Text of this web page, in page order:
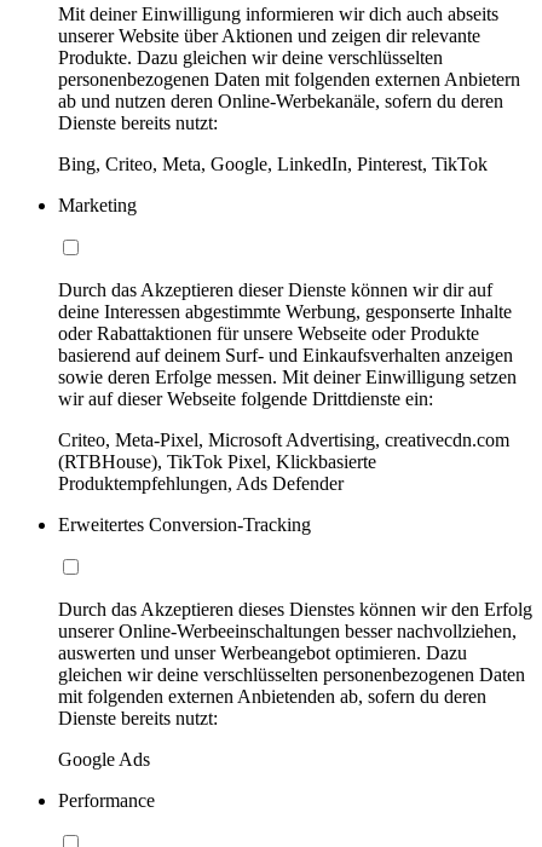
Mit deiner Einwilligung informieren wir dich auch abseits
unserer Website über Aktionen und zeigen dir relevante
Produkte. Dazu gleichen wir deine verschlüsselten
personenbezogenen Daten mit folgenden externen Anbietern
ab und nutzen deren Online-Werbekanäle, sofern du deren
Dienste bereits nutzt:
Bing, Criteo, Meta, Google, LinkedIn, Pinterest, TikTok
Marketing
Durch das Akzeptieren dieser Dienste können wir dir auf
deine Interessen abgestimmte Werbung, gesponserte Inhalte
oder Rabattaktionen für unsere Webseite oder Produkte
basierend auf deinem Surf- und Einkaufsverhalten anzeigen
sowie deren Erfolge messen. Mit deiner Einwilligung setzen
wir auf dieser Webseite folgende Drittdienste ein:
Criteo, Meta-Pixel, Microsoft Advertising, creativecdn.com
(RTBHouse), TikTok Pixel, Klickbasierte
Produktempfehlungen, Ads Defender
Erweitertes Conversion-Tracking
Durch das Akzeptieren dieses Dienstes können wir den Erfolg
unserer Online-Werbeeinschaltungen besser nachvollziehen,
auswerten und unser Werbeangebot optimieren. Dazu
gleichen wir deine verschlüsselten personenbezogenen Daten
mit folgenden externen Anbietenden ab, sofern du deren
Dienste bereits nutzt:
Google Ads
Performance